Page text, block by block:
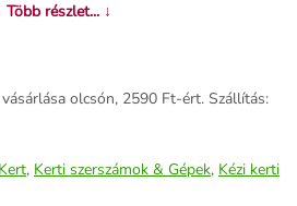
Több részlet... ↓
olcsón, 2590 Ft-ért. Szállítás:
Kert, Kerti szerszámok & Gépek, Kézi kerti